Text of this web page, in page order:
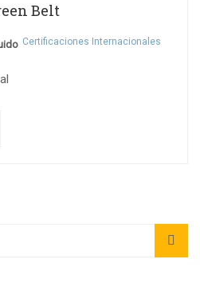
Belt
Certificaciones Internacionales